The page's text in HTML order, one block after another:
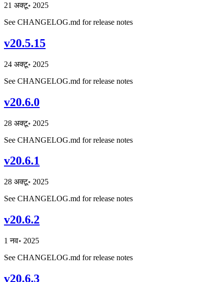
21 अक्टू॰ 2025
See CHANGELOG.md for release notes
v20.5.15
24 अक्टू॰ 2025
See CHANGELOG.md for release notes
v20.6.0
28 अक्टू॰ 2025
See CHANGELOG.md for release notes
v20.6.1
28 अक्टू॰ 2025
See CHANGELOG.md for release notes
v20.6.2
1 नव॰ 2025
See CHANGELOG.md for release notes
v20.6.3